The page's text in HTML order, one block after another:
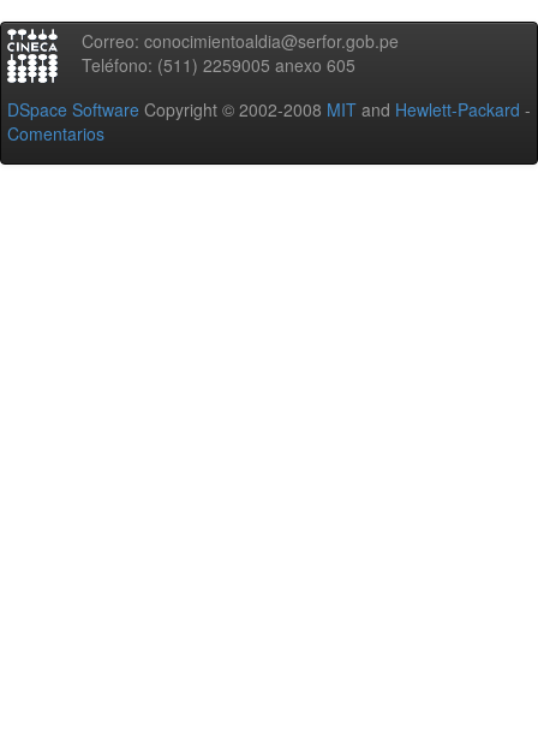
Correo: conocimientoaldia@serfor.gob.pe
Teléfono: (511) 2259005 anexo 605
DSpace Software Copyright © 2002-2008 MIT and Hewlett-Packard -
Comentarios